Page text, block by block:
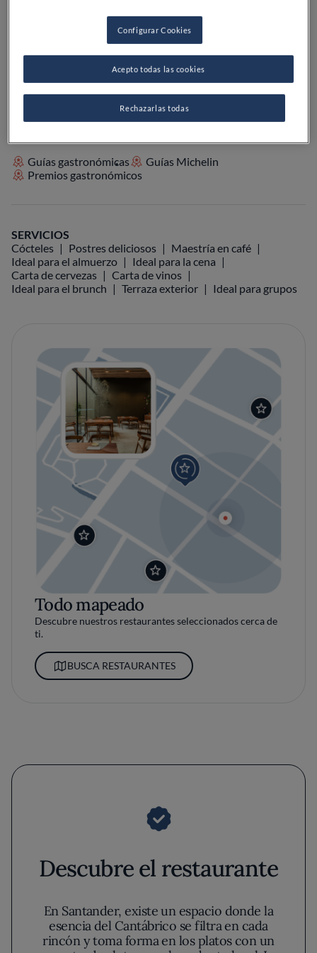
VER EN EL MAPA +34 942 21 30 28
VISITAR WEB
Guías gastronómicas
Guías Michelin
Premios gastronómicos
SERVICIOS
Cócteles
Postres deliciosos
Maestría en café
Ideal para el almuerzo
Ideal para la cena
Carta de cervezas
Carta de vinos
Ideal para el brunch
Terraza exterior Ideal para grupos
Todo mapeado
Descubre nuestros restaurantes seleccionados cerca de
ti.
BUSCA RESTAURANTES
Descubre el restaurante
En Santander, existe un espacio donde la
esencia del Cantábrico se filtra en cada
rincón y toma forma en los platos con un
Configurar Cookies
Rechazarlas todas
Acepto todas las cookies